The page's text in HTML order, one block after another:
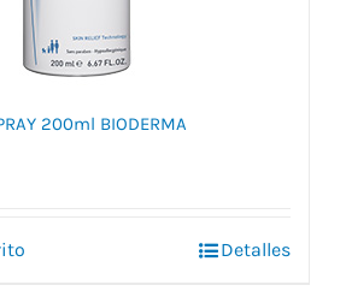
200ml BIODERMA
€.
Detalles